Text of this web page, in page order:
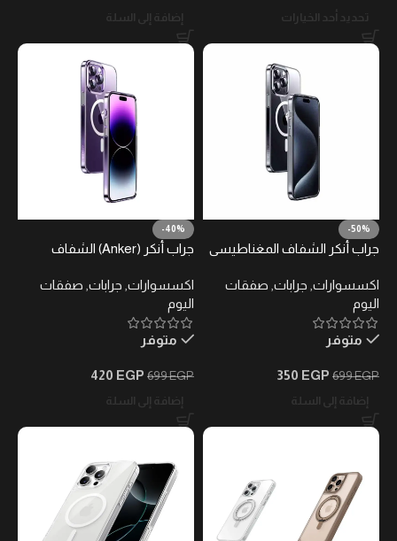
تحديد أحد الخيارات إضافة إلى السلة
-50%
جراب أنكر الشفاف المغناطيسي
متوافق مع MagSafe
اكسسوارات جرابات صفقات
اليوم
متوفر
699EGP
350 EGP
إضافة إلى السلة
-40%
جراب أنكر (Anker) الشفاف
متوافق مع MagSafe
اكسسوارات جرابات صفقات
اليوم
متوفر
699EGP
420 EGP
إضافة إلى السلة